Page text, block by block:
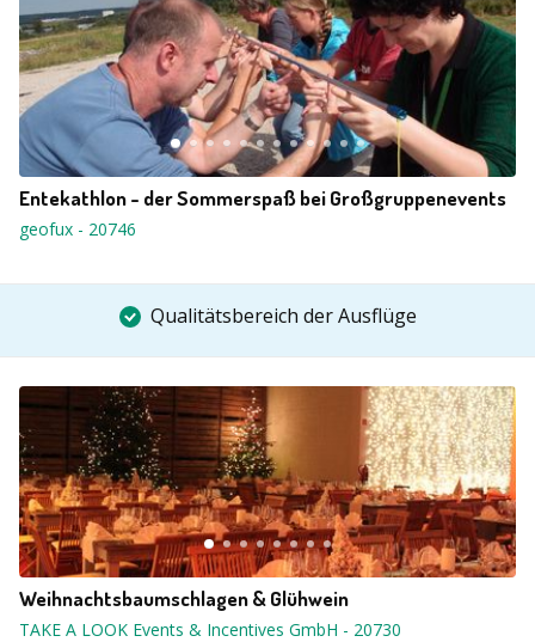
Entekathlon - der Sommerspaß bei Großgruppenevents
geofux - 20746
Qualitätsbereich der Ausflüge
Weihnachtsbaumschlagen & Glühwein
TAKE A LOOK Events & Incentives GmbH - 20730